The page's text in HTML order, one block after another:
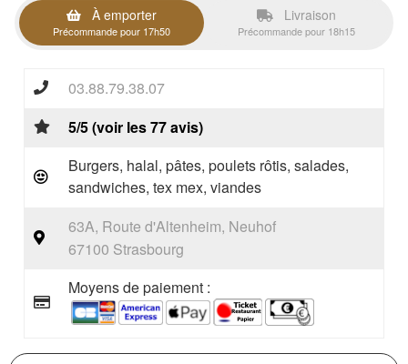
À emporter
Précommande pour 17h50
Livraison
Précommande pour 18h15
03.88.79.38.07
5/5 (voir les 77 avis)
Burgers, halal, pâtes, poulets rôtis, salades,
sandwiches, tex mex, viandes
63A, Route d'Altenheim, Neuhof
67100 Strasbourg
Moyens de paiement :